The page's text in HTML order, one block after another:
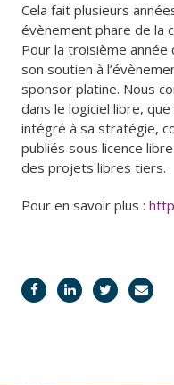
Cela fait plusieurs
évènement phare de la
Pour la troisième année
son soutien à
sponsor platine. Nous
dans le logiciel libre,
intégré à sa stratégie,
publiés sous licence
des projets libres tiers.
Pour en savoir plus :